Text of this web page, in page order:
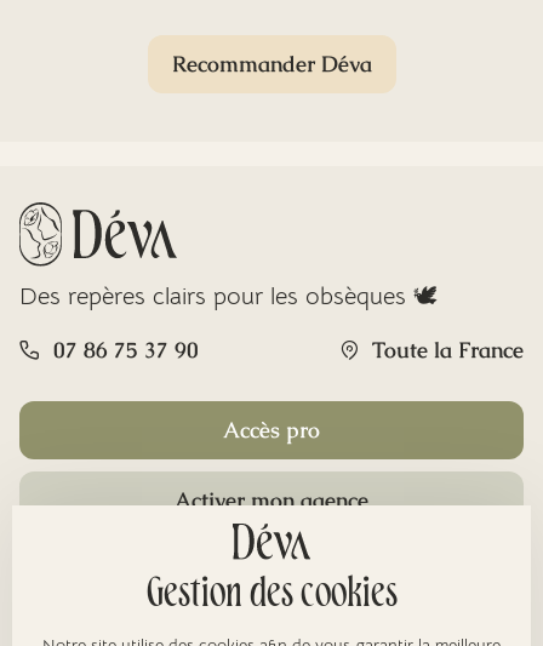
Recommander Déva
Des repères clairs pour les obsèques 🕊️
07 86 75 37 90 Toute la France
Accès pro
Activer mon agence
Gestion des cookies